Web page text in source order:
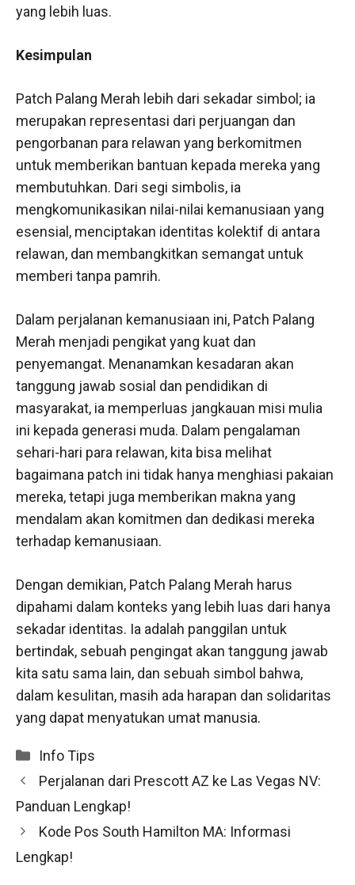
yang lebih luas.
Kesimpulan
Patch Palang Merah lebih dari sekadar simbol; ia
merupakan representasi dari perjuangan dan
pengorbanan para relawan yang berkomitmen
untuk memberikan bantuan kepada mereka yang
membutuhkan. Dari segi simbolis, ia
mengkomunikasikan nilai-nilai kemanusiaan yang
esensial, menciptakan identitas kolektif di antara
relawan, dan membangkitkan semangat untuk
memberi tanpa pamrih.
Dalam perjalanan kemanusiaan ini, Patch Palang
Merah menjadi pengikat yang kuat dan
penyemangat. Menanamkan kesadaran akan
tanggung jawab sosial dan pendidikan di
masyarakat, ia memperluas jangkauan misi mulia
ini kepada generasi muda. Dalam pengalaman
sehari-hari para relawan, kita bisa melihat
bagaimana patch ini tidak hanya menghiasi pakaian
mereka, tetapi juga memberikan makna yang
mendalam akan komitmen dan dedikasi mereka
terhadap kemanusiaan.
Dengan demikian, Patch Palang Merah harus
dipahami dalam konteks yang lebih luas dari hanya
sekadar identitas. Ia adalah panggilan untuk
bertindak, sebuah pengingat akan tanggung jawab
kita satu sama lain, dan sebuah simbol bahwa,
dalam kesulitan, masih ada harapan dan solidaritas
yang dapat menyatukan umat manusia.
Categories
Info Tips
Perjalanan dari Prescott AZ ke Las Vegas NV:
Panduan Lengkap!
Kode Pos South Hamilton MA: Informasi
Lengkap!